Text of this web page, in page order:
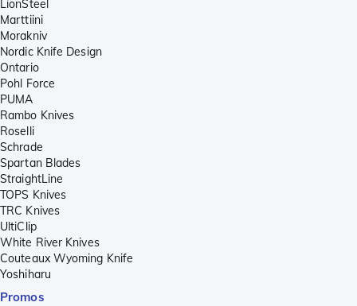
LionSteel
Marttiini
Morakniv
Nordic Knife Design
Ontario
Pohl Force
PUMA
Rambo Knives
Roselli
Schrade
Spartan Blades
StraightLine
TOPS Knives
TRC Knives
UltiClip
White River Knives
Couteaux Wyoming Knife
Yoshiharu
Promos